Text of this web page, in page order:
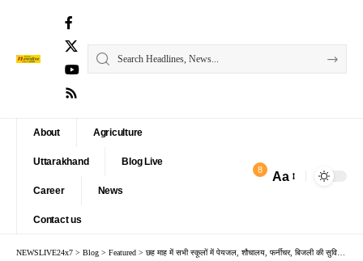
About Agriculture
Uttarakhand Blog Live
Career News
Contact us
8 Aa
NEWSLIVE24x7 > Blog > Featured > छह माह में सभी स्कूलों में पेयजल, शौचालय, फर्नीचर, बिजली की सुविधाएं हो जाएं, बजट की कोई कमी नहींः सीएम